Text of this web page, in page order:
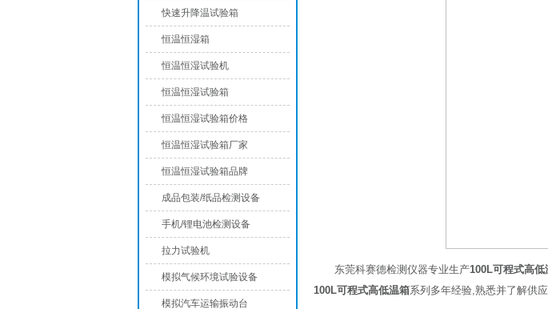
东莞科赛德检测仪器专业生产100L可程式高低
100L可程式高低温箱系列多年经验,熟悉并了解供应
快速升降温试验箱
恒温恒湿箱
恒温恒湿试验机
恒温恒湿试验箱
恒温恒湿试验箱价格
恒温恒湿试验箱厂家
恒温恒湿试验箱品牌
成品包装/纸品检测设备
手机/锂电池检测设备
拉力试验机
模拟气候环境试验设备
模拟汽车运输振动台